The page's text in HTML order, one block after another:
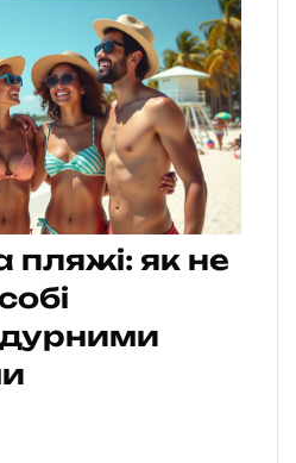
пляжі: як не
дурними